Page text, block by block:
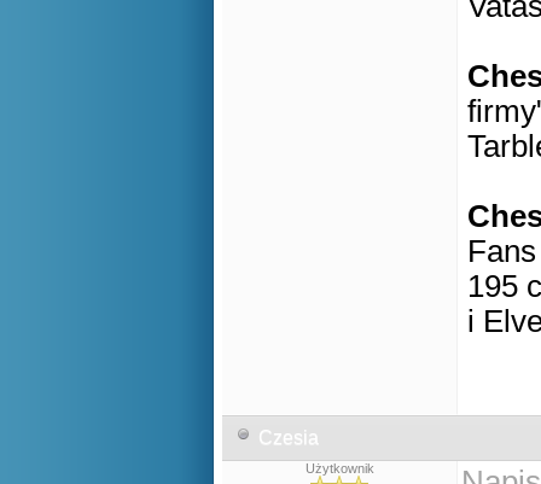
195
i
Czesia
Użytkownik